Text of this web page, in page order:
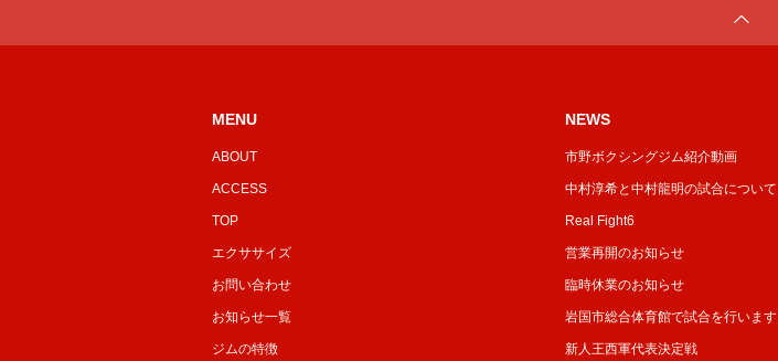
MENU
ABOUT
ACCESS
TOP
エクササイズ
お問い合わせ
お知らせ一覧
ジムの特徴
NEWS
市野ボクシングジム紹介動画
中村淳希と中村龍明の試合について
Real Fight6
営業再開のお知らせ
臨時休業のお知らせ
岩国市総合体育館で試合を行います
新人王西軍代表決定戦